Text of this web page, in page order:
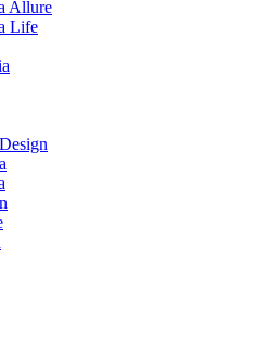
Allure
Life